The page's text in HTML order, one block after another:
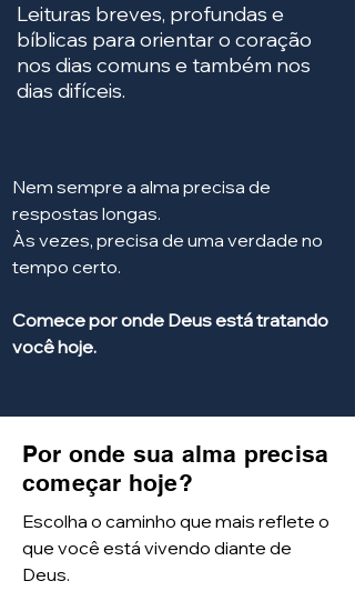
Leituras breves, profundas e
bíblicas para orientar o coração
nos dias comuns e também nos
dias difíceis.
Nem sempre a alma precisa de
respostas longas.
Às vezes, precisa de uma verdade no
tempo certo.
Comece por onde Deus está tratando
você hoje.
Por onde sua alma precisa
começar hoje?
Escolha o caminho que mais reflete o
que você está vivendo diante de
Deus.